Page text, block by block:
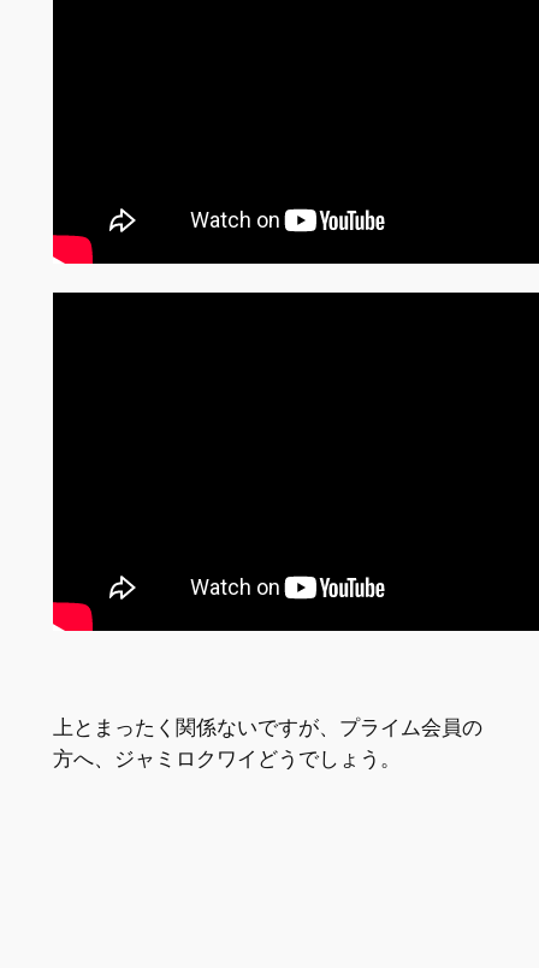
上とまったく関係ないですが、プライム会員の
方へ、ジャミロクワイどうでしょう。